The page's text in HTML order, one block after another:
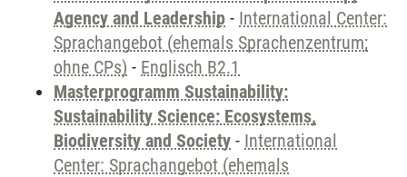
Agency and Leadership - International Center:
Sprachangebot (ehemals Sprachenzentrum;
ohne CPs) - Englisch B2.1
Masterprogramm Sustainability:
Sustainability Science: Ecosystems,
Biodiversity and Society - International
Center: Sprachangebot (ehemals